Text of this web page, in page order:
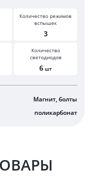
Количество режимов
вспышек
3
Количество
светодиодов
6 шт
Магнит, болты
поликарбонат